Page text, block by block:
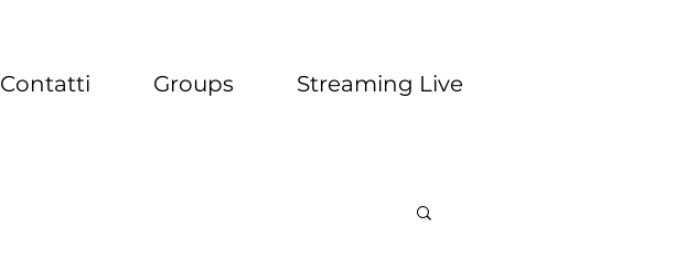
Contatti Groups Streaming Live